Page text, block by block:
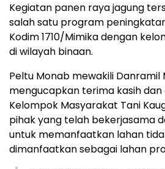
Kegiatan panen raya jagung
salah satu program
Kodim 1710/Mimika dengan
di wilayah binaan.
Peltu Monab mewakili Danramil
mengucapkan terima kasih
Kelompok Masyarakat Tani
pihak yang telah bekerjasama
untuk memanfaatkan lahan
dimanfaatkan sebagai lahan